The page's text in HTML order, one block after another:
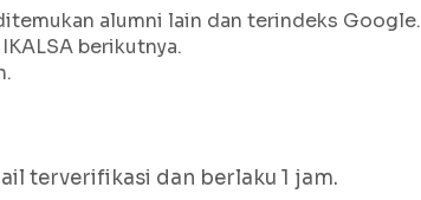
alumni lain dan terindeks Google.
berikutnya.
terverifikasi dan berlaku 1 jam.